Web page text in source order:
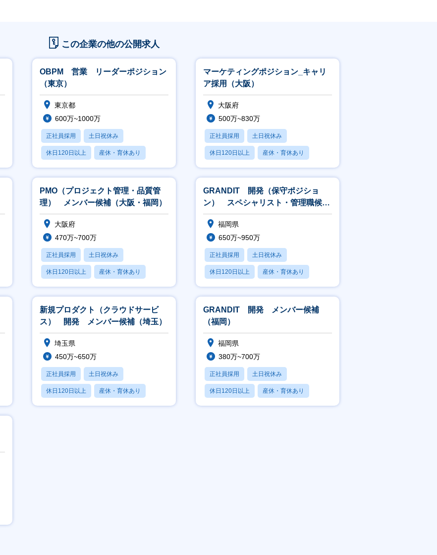
この企業の他の公開求人
OBPM 営業 リーダーポジション
（東京）
東京都
600万~1000万
正社員採用 土日祝休み
休日120日以上 産休・育休あり
賞与あり
マーケティングポジション_キャリ
ア採用（大阪）
大阪府
500万~830万
正社員採用 土日祝休み
休日120日以上 産休・育休あり
月残業20時間以内
PMO（プロジェクト管理・品質管
理） メンバー候補（大阪・福岡）
大阪府
470万~700万
正社員採用 土日祝休み
休日120日以上 産休・育休あり
賞与あり
GRANDIT 開発（保守ポジショ
ン） スペシャリスト・管理職候補
（福岡）
福岡県
650万~950万
正社員採用 土日祝休み
休日120日以上 産休・育休あり
月残業20時間以内
新規プロダクト（クラウドサービ
ス） 開発 メンバー候補（埼玉）
埼玉県
450万~650万
正社員採用 土日祝休み
休日120日以上 産休・育休あり
月残業20時間以内
GRANDIT 開発 メンバー候補
（福岡）
福岡県
380万~700万
正社員採用 土日祝休み
休日120日以上 産休・育休あり
賞与あり